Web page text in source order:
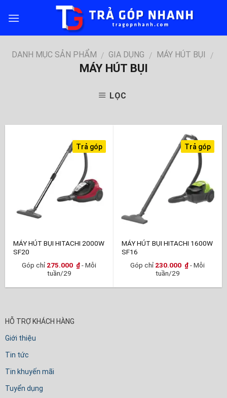
DANH MỤC SẢN PHẨM / GIA DỤNG / MÁY HÚT BỤI /
MÁY HÚT BỤI
LỌC
Trả góp
MÁY HÚT BỤI HITACHI 2000W
SF20
Góp chỉ 275.000 ₫ - Mỗi
tuần/29
Trả góp
MÁY HÚT BỤI HITACHI 1600W
SF16
Góp chỉ 230.000 ₫ - Mỗi
tuần/29
HỖ TRỢ KHÁCH HÀNG
Giới thiệu
Tin tức
Tin khuyến mãi
Tuyển dụng